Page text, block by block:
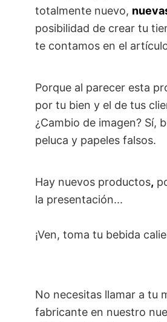
totalmente nuevo,
posibilidad de crear tu
te contamos en el
Porque al parecer esta
por tu bien y el de tus
¿Cambio de imagen? Sí,
peluca y papeles falsos.
Hay nuevos productos,
la presentación...
¡Ven, toma tu bebida
No necesitas llamar a tu
fabricante en nuestro